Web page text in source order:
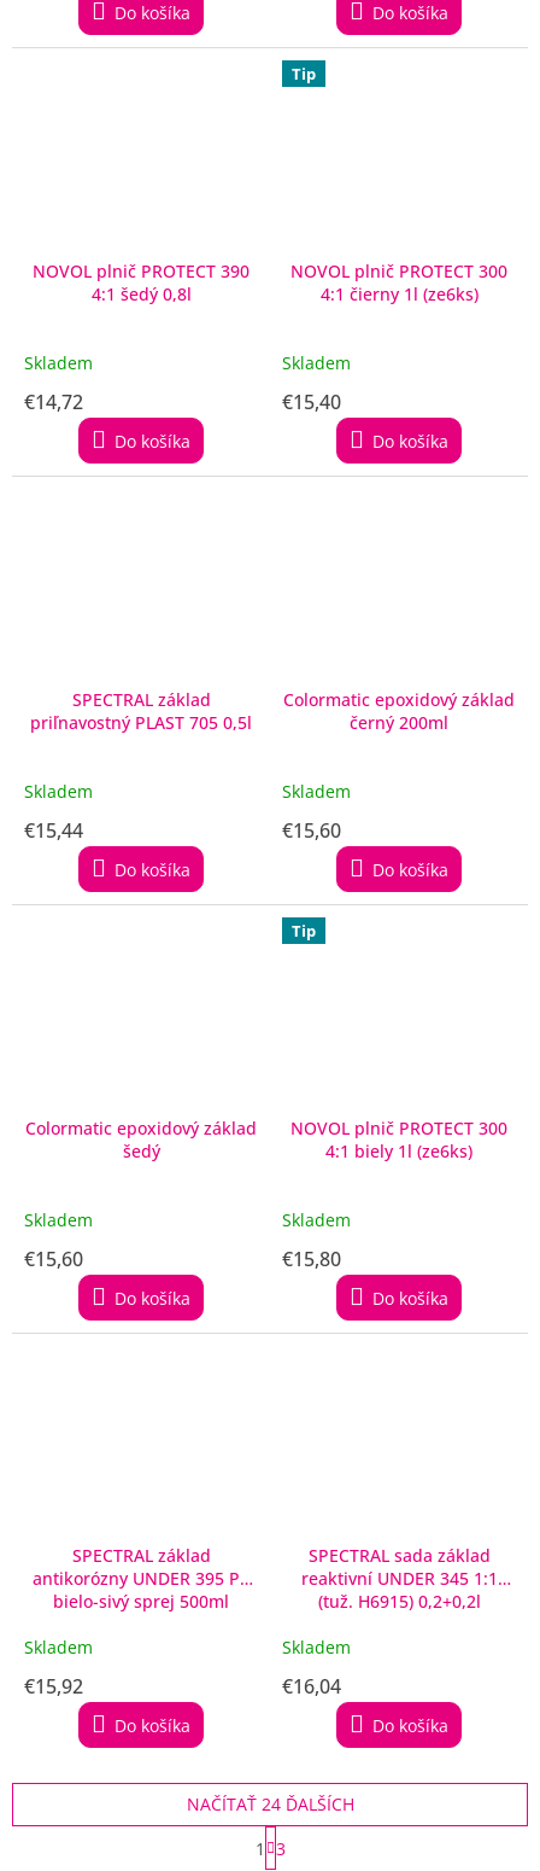
Do košíka Do košíka
NOVOL plnič PROTECT 390
4:1 šedý 0,8l
Skladem
€14,72
Do košíka
Tip
NOVOL plnič PROTECT 300
4:1 čierny 1l (ze6ks)
Skladem
€15,40
Do košíka
SPECTRAL základ
priľnavostný PLAST 705 0,5l
Skladem
€15,44
Do košíka
Colormatic epoxidový základ
černý 200ml
Skladem
€15,60
Do košíka
Colormatic epoxidový základ
šedý
Skladem
€15,60
Do košíka
Tip
NOVOL plnič PROTECT 300
4:1 biely 1l (ze6ks)
Skladem
€15,80
Do košíka
SPECTRAL základ
antikorózny UNDER 395 P2
bielo-sivý sprej 500ml
Skladem
€15,92
Do košíka
SPECTRAL sada základ
reaktivní UNDER 345 1:1
(tuž. H6915) 0,2+0,2l
Skladem
€16,04
Do košíka
NAČÍTAŤ 24 ĎALŠÍCH
S
t
1
3